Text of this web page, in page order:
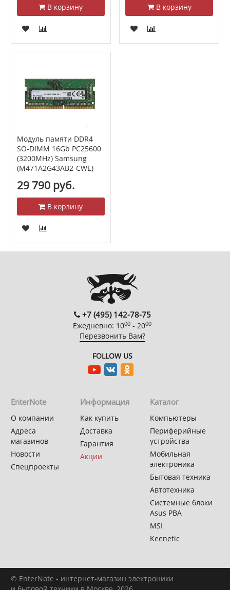
В корзину В корзину
Модуль памяти DDR4
SO-DIMM 16Gb PC25600
(3200MHz) Samsung
(M471A2G43AB2-CWE)
29 790 руб.
В корзину
+7 (495) 142-78-75
Ежедневно: 1000 - 2000
Перезвонить Вам?
FOLLOW US
EnterNote
О компании
Адреса
магазинов
Новости
Спецпроекты
Информация
Как купить
Доставка
Гарантия
Акции
Каталог
Компьютеры
Периферийные
устройства
Мобильная
электроника
Бытовая техника
Автотехника
Системные блоки
Asus PBA
MSI
Keenetic
© EnterNote - интернет-магазин электроники